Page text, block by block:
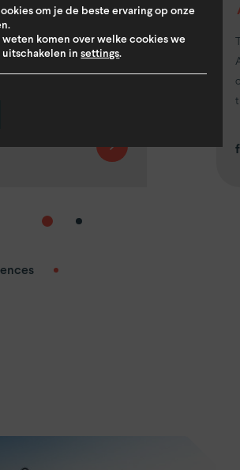
an early bird or a night
morning meal will help
om je de beste ervaring op onze
komen over welke cookies we
uitschakelen insettings.